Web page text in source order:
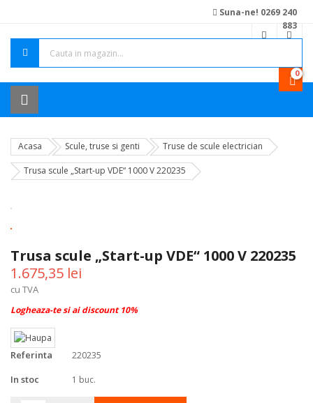
Suna-ne! 0269 240
883
0
Acasa Scule, truse si genti Truse de scule electrician
Trusa scule „Start-up VDE“ 1000 V 220235
Trusa scule „Start-up VDE“ 1000 V 220235
1.675,35 lei
cu TVA
Logheaza-te si ai discount 10%
Referinta 220235
In stoc 1 buc.